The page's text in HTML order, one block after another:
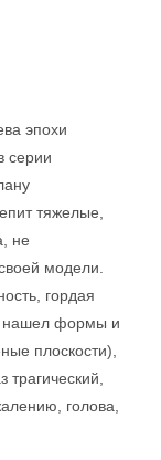
эпохи
серии
тяжелые,
не
модели.
гордая
нашел формы и
плоскости),
голова,